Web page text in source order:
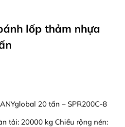
lốp thảm nhựa
20 tấn – SPR200C-8
tải: 20000 kg Chiều rộng nén: